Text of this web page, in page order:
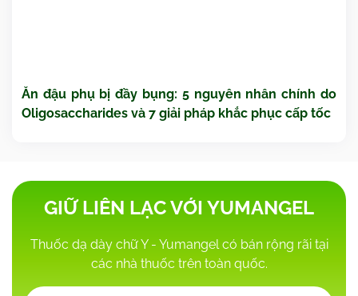
Ăn đậu phụ bị đầy bụng: 5 nguyên nhân chính do
Oligosaccharides và 7 giải pháp khắc phục cấp tốc
GIỮ LIÊN LẠC VỚI YUMANGEL
Thuốc dạ dày chữ Y - Yumangel có bán rộng rãi tại
các nhà thuốc trên toàn quốc.